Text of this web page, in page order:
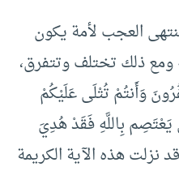
العجب لأمة يكون
ومع ذلك تختلف وتتفرق،
وَأَنتُمْ تُتْلَى عَلَيْكُمْ
يَعْتَصِم بِاللَّهِ فَقَدْ هُدِيَ
مُّسْتَقِيمٍ) (10) وقد نزلت هذه الآية الكريمة